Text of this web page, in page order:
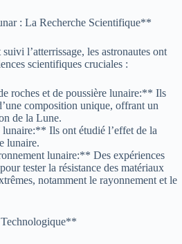
: La Recherche Scientifique**
l’atterrissage, les astronautes ont
scientifiques cruciales :
roches et de poussière lunaire:** Ils
composition unique, offrant un
de la Lune.
Ils ont étudié l’effet de la
lunaire.
lunaire:** Des expériences
tester la résistance des matériaux
notamment le rayonnement et le